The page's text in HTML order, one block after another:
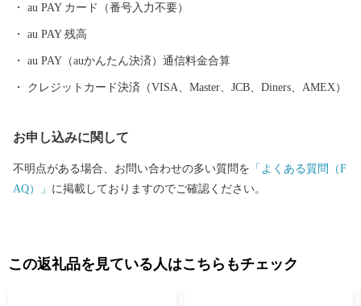
au PAY カード（番号入力不要）
au PAY 残高
au PAY（auかんたん決済）通信料金合算
クレジットカード決済（VISA、Master、JCB、Diners、AMEX）
お申し込みに関して
不明点がある場合、お問い合わせの多い質問を 「よくある質問（F
AQ）」 に掲載しておりますのでご確認ください。
この返礼品を見ている人はこちらもチェック